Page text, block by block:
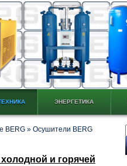
ЭНЕРГЕТИКА
BERG » Осушители BERG
и горячей